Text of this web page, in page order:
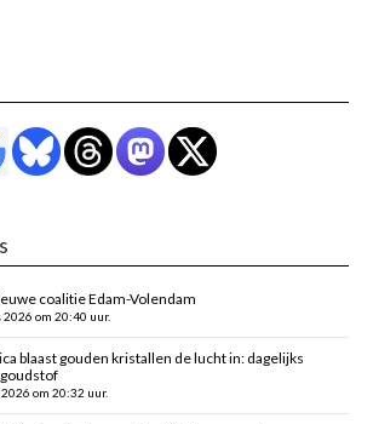
coalitie Edam-Volendam
om 20:40 uur.
blaast gouden kristallen de lucht in: dagelijks
om 20:32 uur.